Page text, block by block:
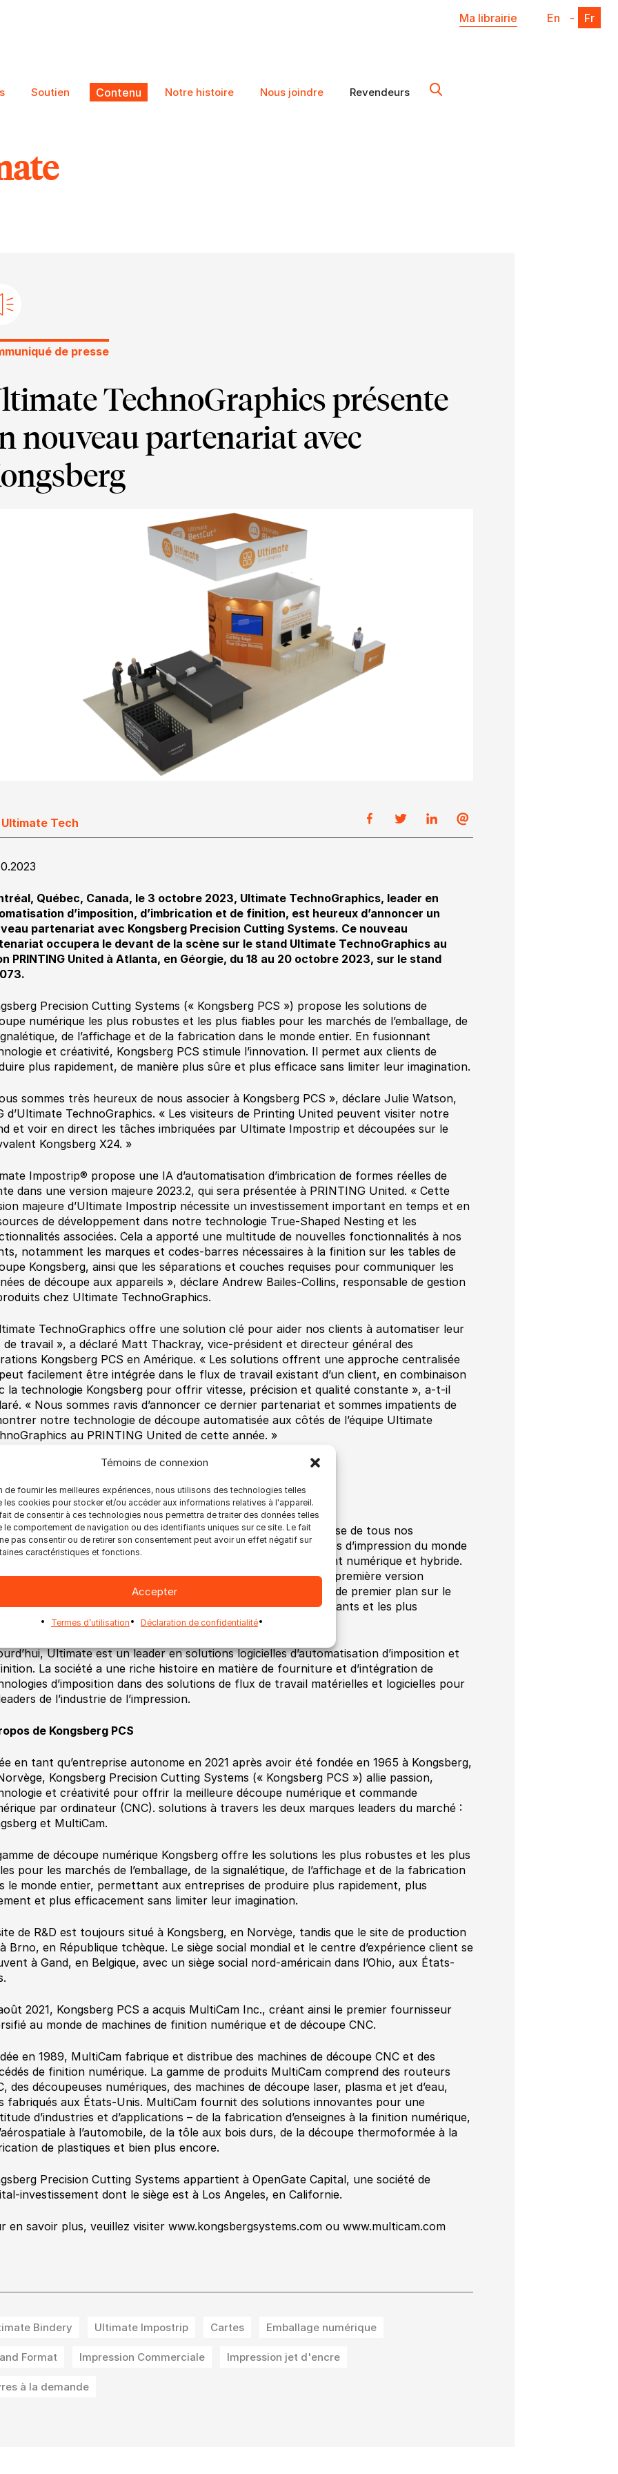
Témoins de connexion
de fournir les meilleures expériences, nous utilisons des technologies telles
les cookies pour stocker et/ou accéder aux informations relatives à l'appareil.
de consentir à ces technologies nous permettra de traiter des données telles
le comportement de navigation ou des identifiants uniques sur ce site. Le fait
pas consentir ou de retirer son consentement peut avoir un effet négatif sur
caractéristiques et fonctions.
Accepter
Termes d’utilisation Déclaration de confidentialité
Ma librairie En - Fr
Soutien Contenu Notre histoire Nous joindre Revendeurs
de presse
TechnoGraphics présente
nouveau partenariat avec
Tech
Québec, Canada, le 3 octobre 2023, Ultimate TechnoGraphics, leader en
d’imposition, d’imbrication et de finition, est heureux d’annoncer un
partenariat avec Kongsberg Precision Cutting Systems. Ce nouveau
occupera le devant de la scène sur le stand Ultimate TechnoGraphics au
PRINTING United à Atlanta, en Géorgie, du 18 au 20 octobre 2023, sur le stand
Precision Cutting Systems (« Kongsberg PCS ») propose les solutions de
numérique les plus robustes et les plus fiables pour les marchés de l’emballage, de
de l’affichage et de la fabrication dans le monde entier. En fusionnant
et créativité, Kongsberg PCS stimule l’innovation. Il permet aux clients de
plus rapidement, de manière plus sûre et plus efficace sans limiter leur imagination.
sommes très heureux de nous associer à Kongsberg PCS », déclare Julie Watson,
d’Ultimate TechnoGraphics. « Les visiteurs de Printing United peuvent visiter notre
et voir en direct les tâches imbriquées par Ultimate Impostrip et découpées sur le
Kongsberg X24. »
Impostrip® propose une IA d’automatisation d’imbrication de formes réelles de
dans une version majeure 2023.2, qui sera présentée à PRINTING United. « Cette
majeure d’Ultimate Impostrip nécessite un investissement important en temps et en
de développement dans notre technologie True-Shaped Nesting et les
associées. Cela a apporté une multitude de nouvelles fonctionnalités à nos
notamment les marques et codes-barres nécessaires à la finition sur les tables de
Kongsberg, ainsi que les séparations et couches requises pour communiquer les
de découpe aux appareils », déclare Andrew Bailes-Collins, responsable de gestion
chez Ultimate TechnoGraphics.
TechnoGraphics offre une solution clé pour aider nos clients à automatiser leur
de travail », a déclaré Matt Thackray, vice-président et directeur général des
Kongsberg PCS en Amérique. « Les solutions offrent une approche centralisée
facilement être intégrée dans le flux de travail existant d’un client, en combinaison
la technologie Kongsberg pour offrir vitesse, précision et qualité constante », a-t-il
« Nous sommes ravis d’annoncer ce dernier partenariat et sommes impatients de
notre technologie de découpe automatisée aux côtés de l’équipe Ultimate
au PRINTING United de cette année. »
d’Ultimate TechnoGraphics (www.imposition.com)
génère des résultats dans l’impression. C’est la base de tous nos
logiciels et aujourd’hui, les fournisseurs de services d’impression du monde
bénéficient d’une productivité accrue dans un environnement numérique et hybride.
TechnoGraphics a inventé l’imposition numérique avec la première version
Impostrip® en 1989 et continue depuis de jouer un rôle de premier plan sur le
tout en fournissant les produits d’imposition les plus innovants et les plus
Ultimate est un leader en solutions logicielles d’automatisation d’imposition et
La société a une riche histoire en matière de fourniture et d’intégration de
d’imposition dans des solutions de flux de travail matérielles et logicielles pour
de l’industrie de l’impression.
de Kongsberg PCS
en tant qu’entreprise autonome en 2021 après avoir été fondée en 1965 à Kongsberg,
Kongsberg Precision Cutting Systems (« Kongsberg PCS ») allie passion,
et créativité pour offrir la meilleure découpe numérique et commande
par ordinateur (CNC). solutions à travers les deux marques leaders du marché :
et MultiCam.
de découpe numérique Kongsberg offre les solutions les plus robustes et les plus
pour les marchés de l’emballage, de la signalétique, de l’affichage et de la fabrication
le monde entier, permettant aux entreprises de produire plus rapidement, plus
et plus efficacement sans limiter leur imagination.
de R&D est toujours situé à Kongsberg, en Norvège, tandis que le site de production
Brno, en République tchèque. Le siège social mondial et le centre d’expérience client se
à Gand, en Belgique, avec un siège social nord-américain dans l’Ohio, aux États-
2021, Kongsberg PCS a acquis MultiCam Inc., créant ainsi le premier fournisseur
au monde de machines de finition numérique et de découpe CNC.
en 1989, MultiCam fabrique et distribue des machines de découpe CNC et des
de finition numérique. La gamme de produits MultiCam comprend des routeurs
des découpeuses numériques, des machines de découpe laser, plasma et jet d’eau,
fabriqués aux États-Unis. MultiCam fournit des solutions innovantes pour une
d’industries et d’applications – de la fabrication d’enseignes à la finition numérique,
à l’automobile, de la tôle aux bois durs, de la découpe thermoformée à la
de plastiques et bien plus encore.
Precision Cutting Systems appartient à OpenGate Capital, une société de
investissement dont le siège est à Los Angeles, en Californie.
en savoir plus, veuillez visiter www.kongsbergsystems.com ou www.multicam.com
Bindery Ultimate Impostrip Cartes Emballage numérique
Format Impression Commerciale Impression jet d'encre
à la demande